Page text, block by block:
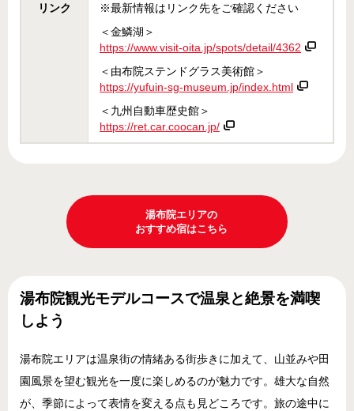
リンク
※最新情報はリンク先をご確認ください
＜金鱗湖＞
https://www.visit-oita.jp/spots/detail/4362
＜由布院ステンドグラス美術館＞
https://yufuin-sg-museum.jp/index.html
＜九州自動車歴史館＞
https://ret.car.coocan.jp/
湯布院エリアの
おすすめ宿はこちら
湯布院観光モデルコースで温泉と絶景を満喫
しよう
湯布院エリアは温泉街の情緒ある街歩きに加えて、山並みや田
園風景を望む観光を一度に楽しめるのが魅力です。雄大な自然
が、季節によって表情を変える点も見どころです。旅の途中に